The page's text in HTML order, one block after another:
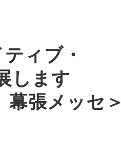
ィブ・
します
幕張メッセ＞